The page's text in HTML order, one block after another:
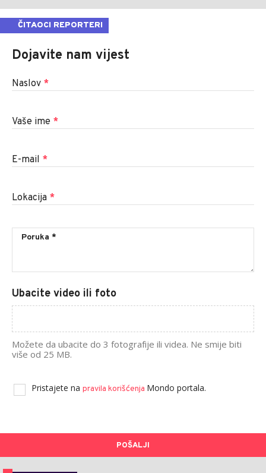
ČITAOCI REPORTERI
Dojavite nam vijest
Naslov *
Vaše ime *
E-mail *
Lokacija *
Ubacite video ili foto
Možete da ubacite do 3 fotografije ili videa. Ne smije biti
više od 25 MB.
Pristajete na pravila korišćenja Mondo portala.
POŠALJI